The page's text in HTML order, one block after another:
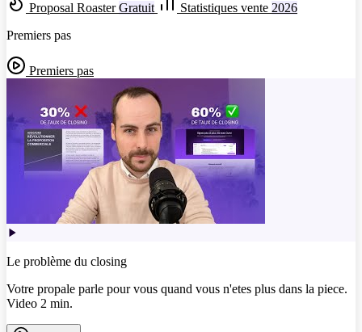
Proposal Roaster Gratuit Statistiques vente 2026
Premiers pas
Premiers pas
Le problème du closing
Votre propale parle pour vous quand vous n'etes plus dans la piece.
Video 2 min.